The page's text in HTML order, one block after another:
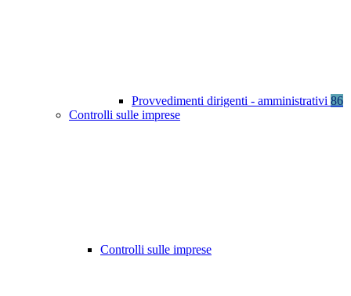
Provvedimenti dirigenti - amministrativi 86
Controlli sulle imprese
Controlli sulle imprese